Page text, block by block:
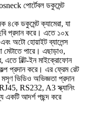
পোর্টেবল ডকুমেন্ট
ডকুমেন্ট ক্যামেরা, যা
প্রদান করে। এতে ১০x
অটো হোয়াইট ব্যালেন্স
মেটাতে পারে। এছাড়াও,
বিল্ট-ইন মাইক্রোফোন
প্রদান করে। এর ফ্রেম রেট
ভিডিও অভিজ্ঞতা প্রদান
RS232, A3 স্ক্যানিং
একটি আদর্শ পছন্দ করে